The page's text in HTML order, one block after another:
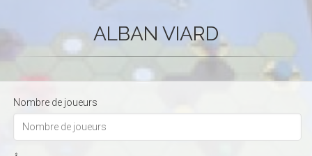
ALBAN VIARD
Nombre de joueurs